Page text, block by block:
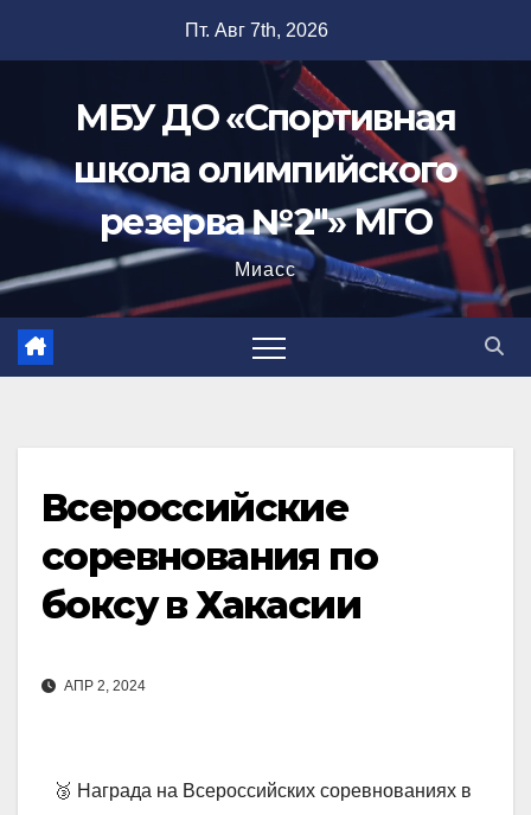
Пт. Авг 7th, 2026
МБУ ДО «Спортивная
школа олимпийского
резерва №2"» МГО
Миасс
Всероссийские
соревнования по
боксу в Хакасии
АПР 2, 2024
🥉 Награда на Всероссийских соревнованиях в